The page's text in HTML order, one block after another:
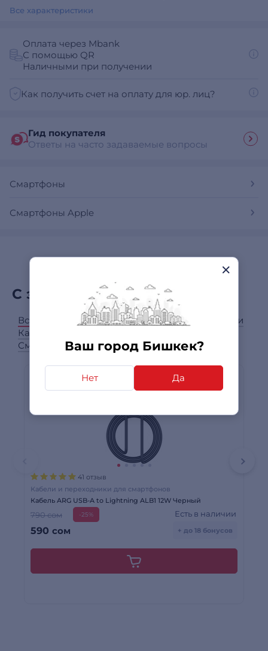
Ваш город Бишкек?
Нет Да
Все характеристики
Оплата через Mbank
С помощью QR
Наличными при получении
Как получить счет на оплату для юр. лиц?
Гид покупателя
Ответы на часто задаваемые вопросы
Смартфоны
Смартфоны Apple
С этим товаром покупают
Все категорииЧехлы для смартфонов
Наушники
Кабели и переходники для смартфонов
Смарт-часы
41 отзыв
Кабели и переходники для смартфонов
Кабель ARG USB-A to Lightning ALB1 12W Черный
790 сом -25%
590 сом
Есть в наличии
+ до 18 бонусов